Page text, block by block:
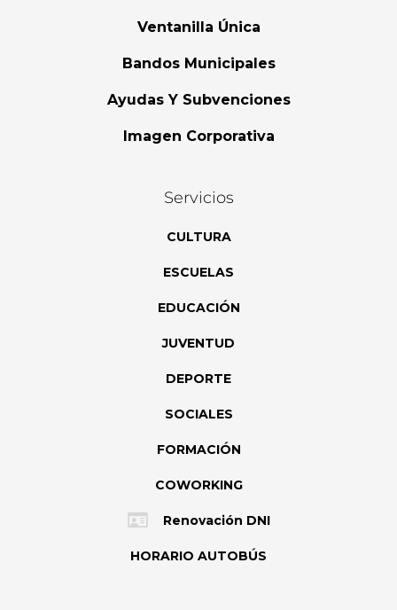
Ventanilla Única
Bandos Municipales
Ayudas Y Subvenciones
Imagen Corporativa
Servicios
CULTURA
ESCUELAS
EDUCACIÓN
JUVENTUD
DEPORTE
SOCIALES
FORMACIÓN
COWORKING
Renovación DNI
HORARIO AUTOBÚS